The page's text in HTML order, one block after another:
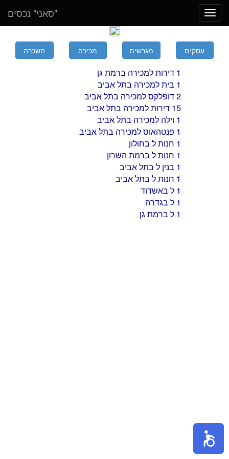
Toggle
navigation
"סאני" נכסים
1 דירות למכירה ברמת גן
1 בית למכירה בתל אביב
2 דופלקס למכירה בתל אביב
15 דירות למכירה בתל אביב
1 וילה למכירה בתל אביב
1 פנטהאוס למכירה בתל אביב
1 חנות ל בחולון
1 חנות ל ברמת השרון
1 בנין ל בתל אביב
1 חנות ל בתל אביב
1 ל באשדוד
1 ל בגדרה
1 ל ברמת גן